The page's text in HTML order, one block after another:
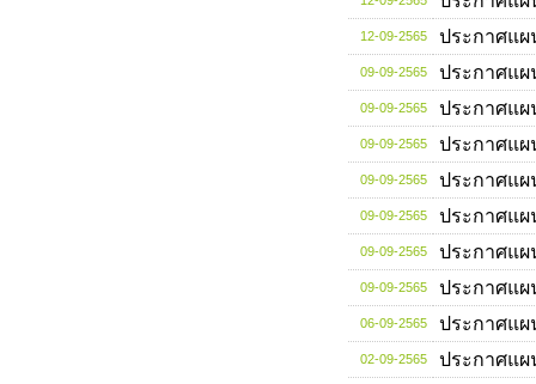
12-09-2565 ประกาศแผ
09-09-2565 ประกาศแผ
09-09-2565 ประกาศแผ
09-09-2565 ประกาศแผ
09-09-2565 ประกาศแผ
09-09-2565 ประกาศแผ
09-09-2565 ประกาศแผ
09-09-2565 ประกาศแผ
06-09-2565 ประกาศแผ
02-09-2565 ประกาศแผ